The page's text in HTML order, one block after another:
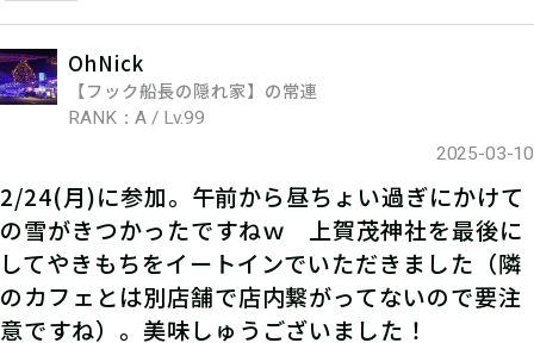
OhNick
【フック船長の隠れ家】の常連
RANK：A / Lv.99
2025-03-10
2/24(月)に参加。午前から昼ちょい過ぎにかけて
の雪がきつかったですねｗ 上賀茂神社を最後に
してやきもちをイートインでいただきました（隣
のカフェとは別店舗で店内繋がってないので要注
意ですね）。美味しゅうございました！